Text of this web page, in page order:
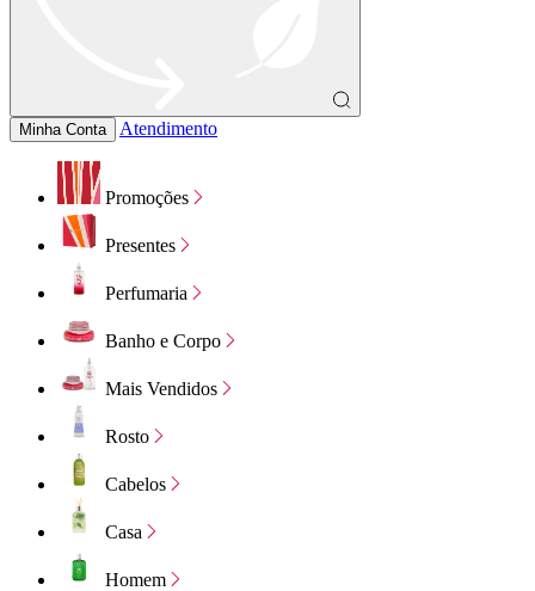
Minha Conta Atendimento
Promoções
Presentes
Perfumaria
Banho e Corpo
Mais Vendidos
Rosto
Cabelos
Casa
Homem